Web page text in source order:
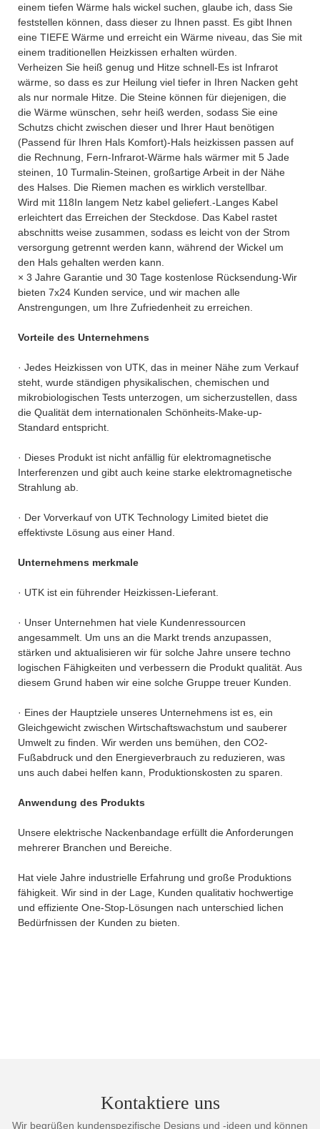
einem tiefen Wärme hals wickel suchen, glaube ich, dass Sie
feststellen können, dass dieser zu Ihnen passt. Es gibt Ihnen
eine TIEFE Wärme und erreicht ein Wärme niveau, das Sie mit
einem traditionellen Heizkissen erhalten würden.
Verheizen Sie heiß genug und Hitze schnell-Es ist Infrarot
wärme, so dass es zur Heilung viel tiefer in Ihren Nacken geht
als nur normale Hitze. Die Steine können für diejenigen, die
die Wärme wünschen, sehr heiß werden, sodass Sie eine
Schutzs chicht zwischen dieser und Ihrer Haut benötigen
(Passend für Ihren Hals Komfort)-Hals heizkissen passen auf
die Rechnung, Fern-Infrarot-Wärme hals wärmer mit 5 Jade
steinen, 10 Turmalin-Steinen, großartige Arbeit in der Nähe
des Halses. Die Riemen machen es wirklich verstellbar.
Wird mit 118In langem Netz kabel geliefert.-Langes Kabel
erleichtert das Erreichen der Steckdose. Das Kabel rastet
abschnitts weise zusammen, sodass es leicht von der Strom
versorgung getrennt werden kann, während der Wickel um
den Hals gehalten werden kann.
× 3 Jahre Garantie und 30 Tage kostenlose Rücksendung-Wir
bieten 7x24 Kunden service, und wir machen alle
Anstrengungen, um Ihre Zufriedenheit zu erreichen.
Vorteile des Unternehmens
· Jedes Heizkissen von UTK, das in meiner Nähe zum Verkauf
steht, wurde ständigen physikalischen, chemischen und
mikrobiologischen Tests unterzogen, um sicherzustellen, dass
die Qualität dem internationalen Schönheits-Make-up-
Standard entspricht.
· Dieses Produkt ist nicht anfällig für elektromagnetische
Interferenzen und gibt auch keine starke elektromagnetische
Strahlung ab.
· Der Vorverkauf von UTK Technology Limited bietet die
effektivste Lösung aus einer Hand.
Unternehmens merkmale
· UTK ist ein führender Heizkissen-Lieferant.
· Unser Unternehmen hat viele Kundenressourcen
angesammelt. Um uns an die Markt trends anzupassen,
stärken und aktualisieren wir für solche Jahre unsere techno
logischen Fähigkeiten und verbessern die Produkt qualität. Aus
diesem Grund haben wir eine solche Gruppe treuer Kunden.
· Eines der Hauptziele unseres Unternehmens ist es, ein
Gleichgewicht zwischen Wirtschaftswachstum und sauberer
Umwelt zu finden. Wir werden uns bemühen, den CO2-
Fußabdruck und den Energieverbrauch zu reduzieren, was
uns auch dabei helfen kann, Produktionskosten zu sparen.
Anwendung des Produkts
Unsere elektrische Nackenbandage erfüllt die Anforderungen
mehrerer Branchen und Bereiche.
Hat viele Jahre industrielle Erfahrung und große Produktions
fähigkeit. Wir sind in der Lage, Kunden qualitativ hochwertige
und effiziente One-Stop-Lösungen nach unterschied lichen
Bedürfnissen der Kunden zu bieten.
Kontaktiere uns
Wir begrüßen kundenspezifische Designs und -ideen und können